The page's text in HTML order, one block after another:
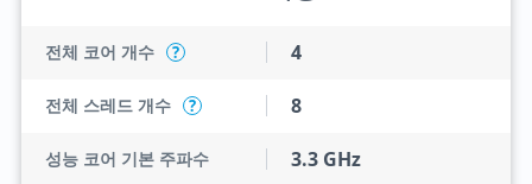
전체 코어 개수 ? 4
전체 스레드 개수 ? 8
성능 코어 기본 주파수 3.3 GHz